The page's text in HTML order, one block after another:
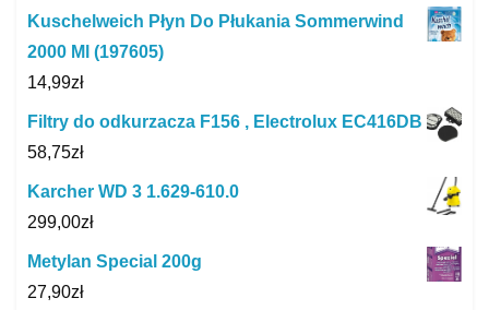
Kuschelweich Płyn Do Płukania Sommerwind
2000 Ml (197605)
14,99zł
Filtry do odkurzacza F156 , Electrolux EC416DB
58,75zł
Karcher WD 3 1.629-610.0
299,00zł
Metylan Special 200g
27,90zł